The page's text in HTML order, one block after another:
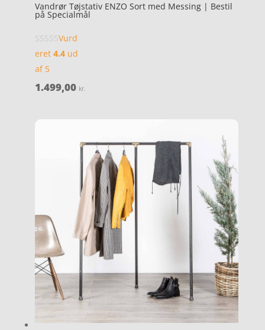
Vandrør Tøjstativ ENZO Sort med Messing | Bestil
på Specialmål
Vurd
eret 4.4ud
af 5
1.499,00 kr.